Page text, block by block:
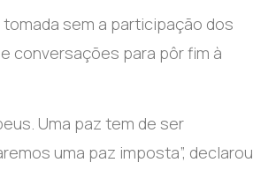
sem a participação dos
conversações para pôr fim à
Uma paz tem de ser
uma paz imposta”, declarou